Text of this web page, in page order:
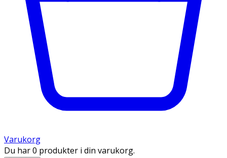
Varukorg
Du har 0 produkter i din varukorg.